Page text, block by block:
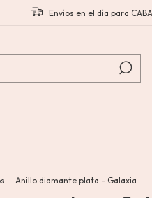
Envíos en el día para
. Anillo diamante plata - Galaxia